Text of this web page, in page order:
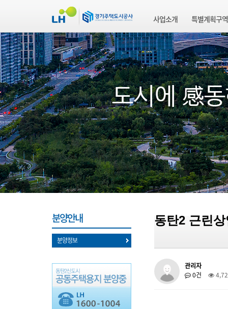
사업소개 특별계획구역
분양안내
분양정보
동탄2 근린
관리자
0건